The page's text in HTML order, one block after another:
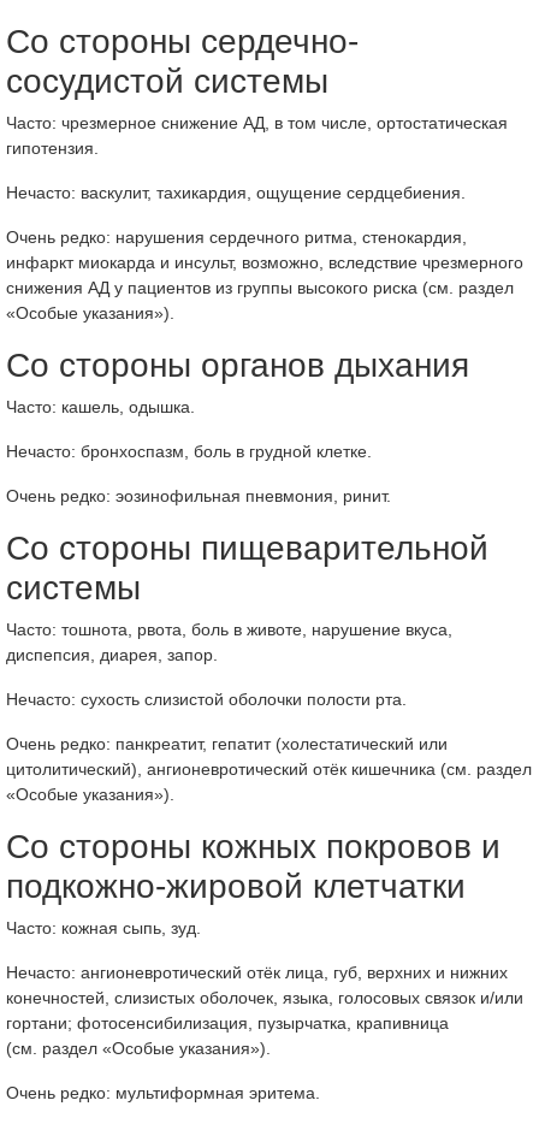
Со стороны сердечно-
сосудистой системы
Часто: чрезмерное снижение АД, в том числе, ортостатическая
гипотензия.
Нечасто: васкулит, тахикардия, ощущение сердцебиения.
Очень редко: нарушения сердечного ритма, стенокардия,
инфаркт миокарда и инсульт, возможно, вследствие чрезмерного
снижения АД у пациентов из группы высокого риска (см. раздел
«Особые указания»).
Со стороны органов дыхания
Часто: кашель, одышка.
Нечасто: бронхоспазм, боль в грудной клетке.
Очень редко: эозинофильная пневмония, ринит.
Со стороны пищеварительной
системы
Часто: тошнота, рвота, боль в животе, нарушение вкуса,
диспепсия, диарея, запор.
Нечасто: сухость слизистой оболочки полости рта.
Очень редко: панкреатит, гепатит (холестатический или
цитолитический), ангионевротический отёк кишечника (см. раздел
«Особые указания»).
Со стороны кожных покровов и
подкожно-жировой клетчатки
Часто: кожная сыпь, зуд.
Нечасто: ангионевротический отёк лица, губ, верхних и нижних
конечностей, слизистых оболочек, языка, голосовых связок и/или
гортани; фотосенсибилизация, пузырчатка, крапивница
(см. раздел «Особые указания»).
Очень редко: мультиформная эритема.